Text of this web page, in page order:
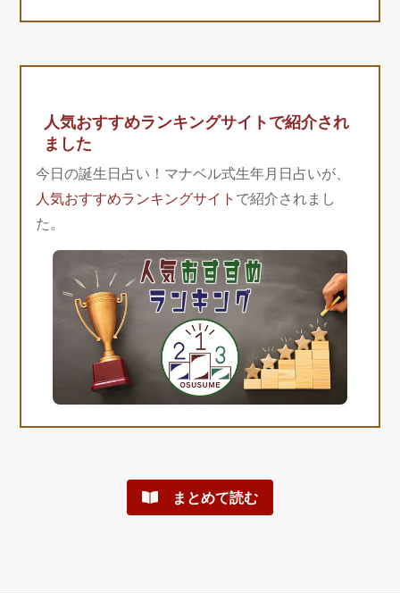
人気おすすめランキングサイトで紹介され
ました
今日の誕生日占い！マナベル式生年月日占いが、
人気おすすめランキングサイト で紹介されまし
た。
まとめて読む